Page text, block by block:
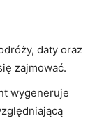
daty oraz
zajmować.
wygeneruje